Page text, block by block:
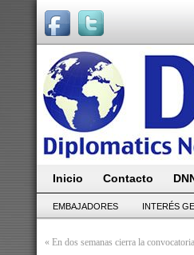
Inicio Contacto
EMBAJADORES INTERÉS
« En dos semanas cierra la